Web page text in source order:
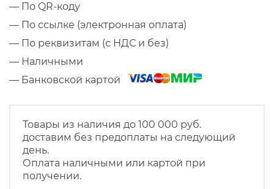
— По QR-коду
— По ссылке (электронная оплата)
— По реквизитам (с НДС и без)
— Наличными
— Банковской картой
Товары из наличия до 100 000 руб.
доставим без предоплаты на следующий
день.
Оплата наличными или картой при
получении.